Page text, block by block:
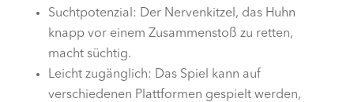
Suchtpotenzial: Der Nervenkitzel, das Huhn
knapp vor einem Zusammenstoß zu retten,
macht süchtig.
Leicht zugänglich: Das Spiel kann auf
verschiedenen Plattformen gespielt werden,